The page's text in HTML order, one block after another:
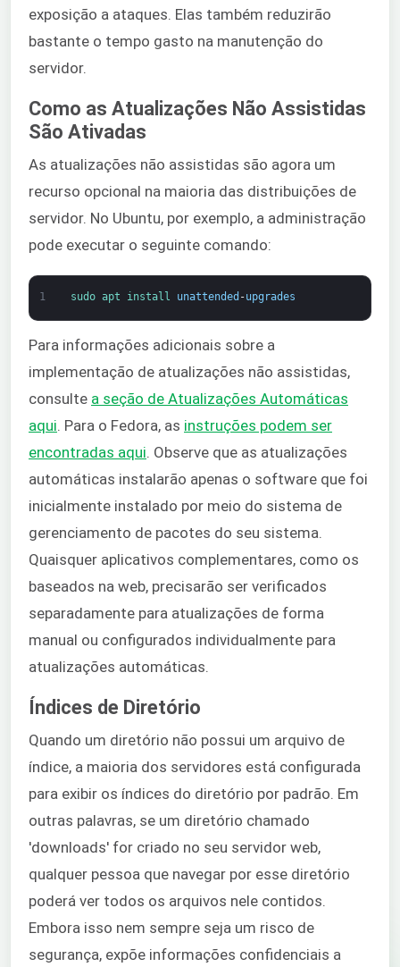
exposição a ataques. Elas também reduzirão
bastante o tempo gasto na manutenção do
servidor.
Como as Atualizações Não Assistidas
São Ativadas
As atualizações não assistidas são agora um
recurso opcional na maioria das distribuições de
servidor. No Ubuntu, por exemplo, a administração
pode executar o seguinte comando:
1 sudo apt install unattended -upgrades
Para informações adicionais sobre a
implementação de atualizações não assistidas,
consulte a seção de Atualizações Automáticas
aqui . Para o Fedora, as instruções podem ser
encontradas aqui . Observe que as atualizações
automáticas instalarão apenas o software que foi
inicialmente instalado por meio do sistema de
gerenciamento de pacotes do seu sistema.
Quaisquer aplicativos complementares, como os
baseados na web, precisarão ser verificados
separadamente para atualizações de forma
manual ou configurados individualmente para
atualizações automáticas.
Índices de Diretório
Quando um diretório não possui um arquivo de
índice, a maioria dos servidores está configurada
para exibir os índices do diretório por padrão. Em
outras palavras, se um diretório chamado
'downloads' for criado no seu servidor web,
qualquer pessoa que navegar por esse diretório
poderá ver todos os arquivos nele contidos.
Embora isso nem sempre seja um risco de
segurança, expõe informações confidenciais a